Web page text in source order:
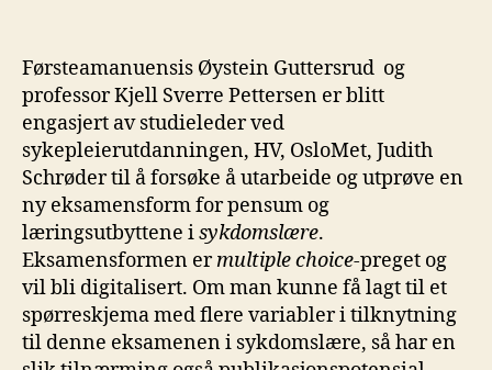
Førsteamanuensis Øystein Guttersrud og
professor Kjell Sverre Pettersen er blitt
engasjert av studieleder ved
sykepleierutdanningen, HV, OsloMet, Judith
Schrøder til å forsøke å utarbeide og utprøve en
ny eksamensform for pensum og
læringsutbyttene isykdomslære.
Eksamensformen ermultiple choice-preget og
vil bli digitalisert. Om man kunne få lagt til et
spørreskjema med flere variabler i tilknytning
til denne eksamenen i sykdomslære, så har en